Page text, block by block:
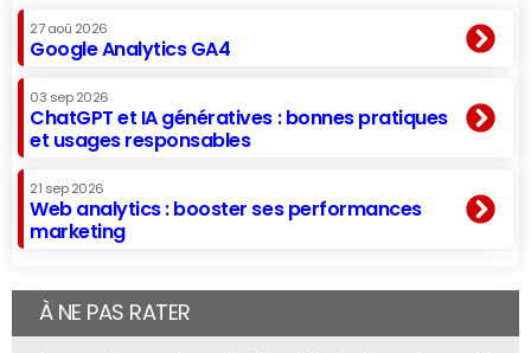
27 aoû 2026
Google Analytics GA4
03 sep 2026
ChatGPT et IA génératives : bonnes pratiques
et usages responsables
21 sep 2026
Web analytics : booster ses performances
marketing
À NE PAS RATER